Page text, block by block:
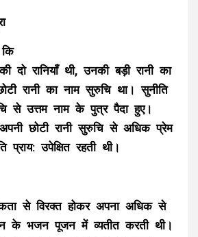
की दो रानियाँ थी, उनकी बड़ी रानी का
रानी का नाम सुरुचि था। सुनीति
से उत्तम नाम के पुत्र पैदा हुए।
अपनी छोटी रानी सुरुचि से अधिक प्रेम
उपेक्षित रहती थी।
से विरक्त होकर अपना अधिक से
के भजन पूजन में व्यतीत करती थी।